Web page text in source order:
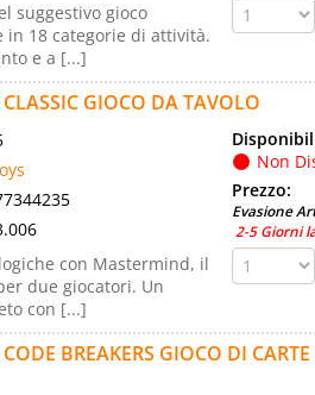
suggestivo gioco
in 18 categorie di attività.
e a [...]
GIOCO DA TAVOLO
con Mastermind, il
due giocatori. Un
con [...]
Non
Prezzo:
Evasione
2-5 Giorni
BREAKERS GIOCO DI